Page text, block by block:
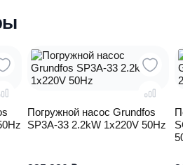
Погружной насос Grundfos
SP3A-33 2.2kW 1x220V 50Hz